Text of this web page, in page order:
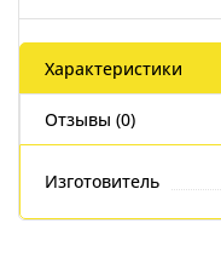
Характеристики
Отзывы (0)
Изготовитель